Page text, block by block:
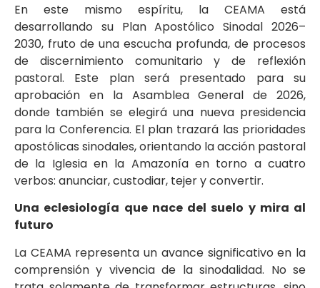
En este mismo espíritu, la CEAMA está
desarrollando su Plan Apostólico Sinodal 2026–
2030, fruto de una escucha profunda, de procesos
de discernimiento comunitario y de reflexión
pastoral. Este plan será presentado para su
aprobación en la Asamblea General de 2026,
donde también se elegirá una nueva presidencia
para la Conferencia. El plan trazará las prioridades
apostólicas sinodales, orientando la acción pastoral
de la Iglesia en la Amazonía en torno a cuatro
verbos: anunciar, custodiar, tejer y convertir.
Una eclesiología que nace del suelo y mira al
futuro
La CEAMA representa un avance significativo en la
comprensión y vivencia de la sinodalidad. No se